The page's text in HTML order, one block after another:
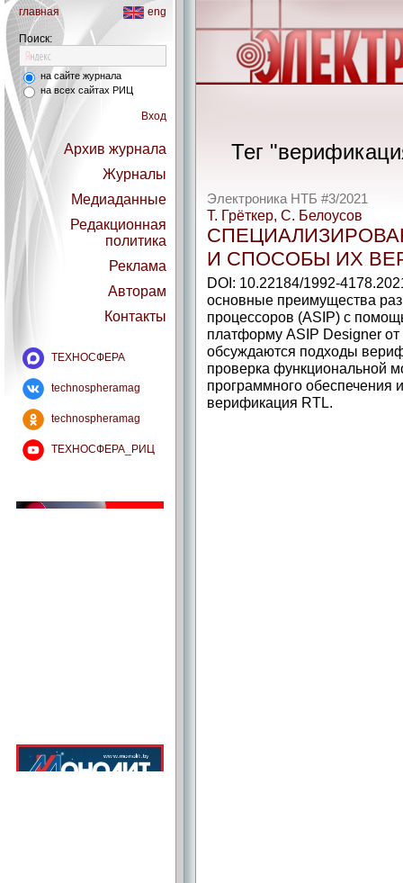
главная eng
Поиск:
на сайте журнала
на всех сайтах РИЦ
Вход
Архив журнала
Журналы
Медиаданные
Редакционная
политика
Реклама
Авторам
Контакты
ТЕХНОСФЕРА
technospheramag
technospheramag
ТЕХНОСФЕРА_РИЦ
Тег
Электроника НТБ #3/2021
Т. Грёткер, С. Белоусов
И СПОСОБЫ ИХ
DOI: 10.22184/1992-
основные преимущества
процессоров (ASIP) с
платформу ASIP Designer
обсуждаются подходы
проверка функциональной
программного обеспечения
верификация RTL.